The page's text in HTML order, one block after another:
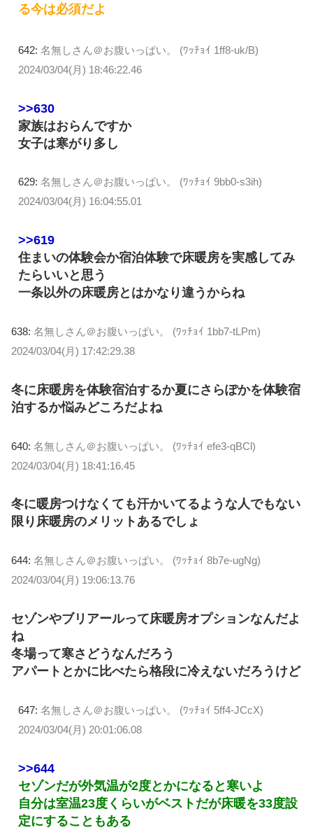
る今は必須だよ
642: 名無しさん＠お腹いっぱい。 (ﾜｯﾁｮｲ 1ff8-uk/B)
2024/03/04(月) 18:46:22.46
>>630
家族はおらんですか
女子は寒がり多し
629: 名無しさん＠お腹いっぱい。 (ﾜｯﾁｮｲ 9bb0-s3ih)
2024/03/04(月) 16:04:55.01
>>619
住まいの体験会か宿泊体験で床暖房を実感してみ
たらいいと思う
一条以外の床暖房とはかなり違うからね
638: 名無しさん＠お腹いっぱい。 (ﾜｯﾁｮｲ 1bb7-tLPm)
2024/03/04(月) 17:42:29.38
冬に床暖房を体験宿泊するか夏にさらぽかを体験宿
泊するか悩みどころだよね
640: 名無しさん＠お腹いっぱい。 (ﾜｯﾁｮｲ efe3-qBCl)
2024/03/04(月) 18:41:16.45
冬に暖房つけなくても汗かいてるような人でもない
限り床暖房のメリットあるでしょ
644: 名無しさん＠お腹いっぱい。 (ﾜｯﾁｮｲ 8b7e-ugNg)
2024/03/04(月) 19:06:13.76
セゾンやブリアールって床暖房オプションなんだよ
ね
冬場って寒さどうなんだろう
アパートとかに比べたら格段に冷えないだろうけど
647: 名無しさん＠お腹いっぱい。 (ﾜｯﾁｮｲ 5ff4-JCcX)
2024/03/04(月) 20:01:06.08
>>644
セゾンだが外気温が2度とかになると寒いよ
自分は室温23度くらいがベストだが床暖を33度設
定にすることもある